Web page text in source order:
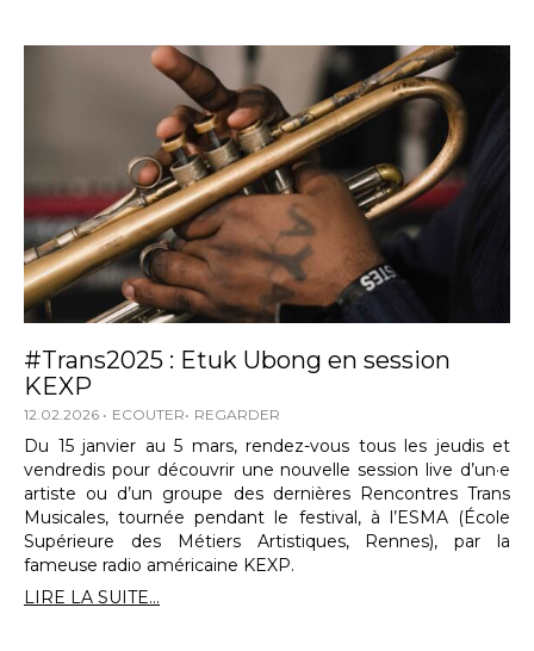
#Trans2025 : Etuk Ubong en session
KEXP
12.02.2026 ECOUTER REGARDER
Du 15 janvier au 5 mars, rendez-vous tous les jeudis et
vendredis pour découvrir une nouvelle session live d’un·e
artiste ou d’un groupe des dernières Rencontres Trans
Musicales, tournée pendant le festival, à l’ESMA (École
Supérieure des Métiers Artistiques, Rennes), par la
fameuse radio américaine KEXP.
LIRE LA SUITE...